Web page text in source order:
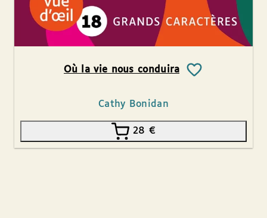
Où la vie nous conduira
Cathy Bonidan
28 €